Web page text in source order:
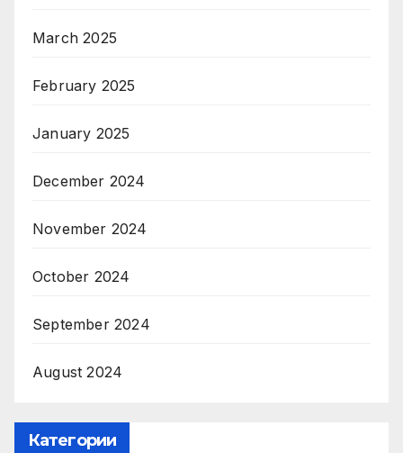
March 2025
February 2025
January 2025
December 2024
November 2024
October 2024
September 2024
August 2024
Категории